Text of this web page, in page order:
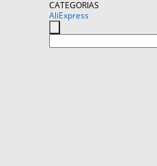
CATEGORIAS
AliExpress